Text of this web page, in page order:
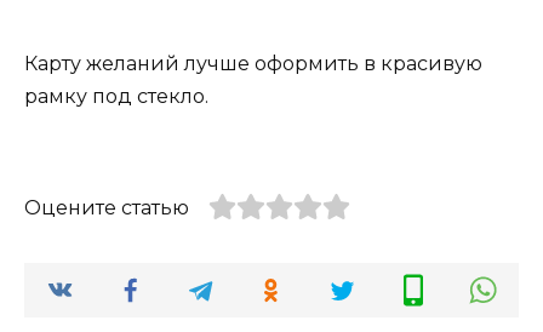
Карту желаний лучше оформить в красивую
рамку под стекло.
Оцените статью